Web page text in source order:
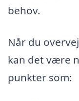
behov.
Når du
kan det være
punkter som: